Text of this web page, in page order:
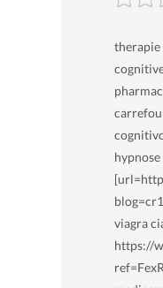
viagra
https://